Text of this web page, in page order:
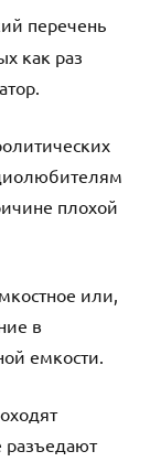
перечень
как раз
плохой
или,
в
емкости.
разъедают